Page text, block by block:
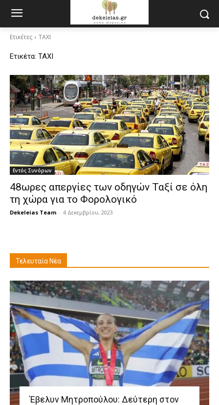
Ετικέτες TAXI
Ετικέτα: TAXI
Εντός Συνόρων
48ωρες απεργίες των οδηγών Ταξί σε όλη
τη χώρα για το Φορολογικό
Dekeleias Team - 4 Δεκεμβρίου, 2023
Τελευταία Νέα
Έβελυν Μητροπούλου: Δεύτερη στον